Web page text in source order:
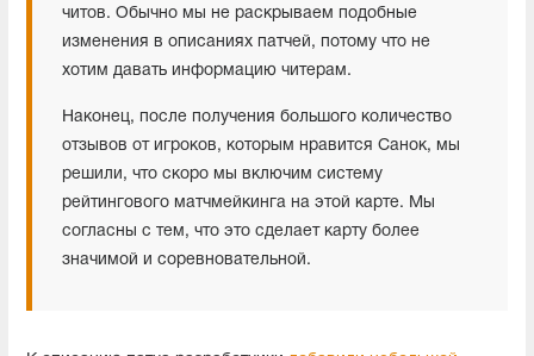
читов. Обычно мы не раскрываем подобные
изменения в описаниях патчей, потому что не
хотим давать информацию читерам.
Наконец, после получения большого количество
отзывов от игроков, которым нравится Санок, мы
решили, что скоро мы включим систему
рейтингового матчмейкинга на этой карте. Мы
согласны с тем, что это сделает карту более
значимой и соревновательной.